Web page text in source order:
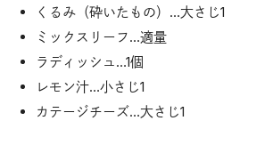
くるみ（砕いたもの）…大さじ1
ミックスリーフ…適量
ラディッシュ…1個
レモン汁…小さじ1
カテージチーズ…大さじ1